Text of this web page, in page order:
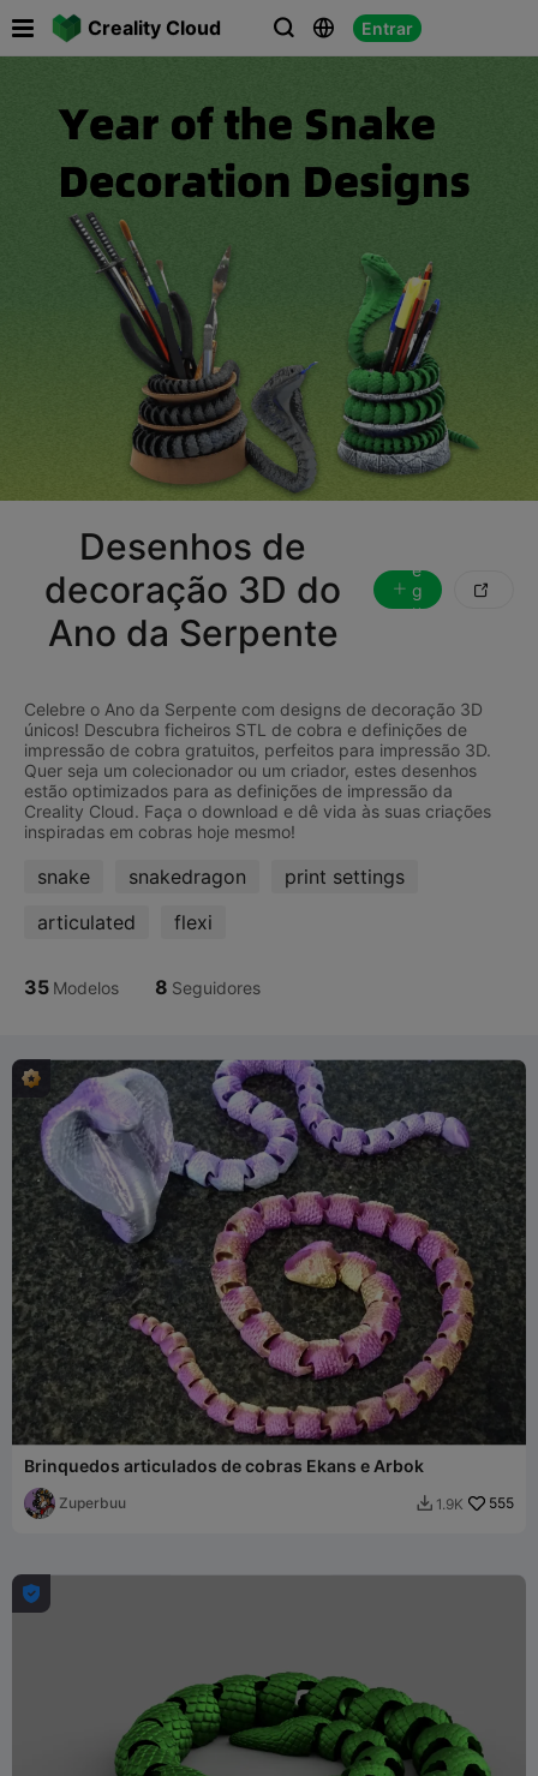
Creality Cloud   Entrar
Desenhos de
decoração 3D do
Ano da Serpente
e
g
u

Celebre o Ano da Serpente com designs de decoração 3D
únicos! Descubra ficheiros STL de cobra e definições de
impressão de cobra gratuitos, perfeitos para impressão 3D.
Quer seja um colecionador ou um criador, estes desenhos
estão optimizados para as definições de impressão da
Creality Cloud. Faça o download e dê vida às suas criações
snake snakedragon
print settings
articulated
flexi
35 Modelos 8 Seguidores
Brinquedos articulados de cobras Ekans e Arbok
Zuperbuu  1.9K 555
